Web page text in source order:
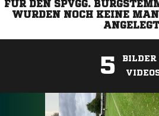
FÜR DEN SPVGG.
WURDEN NOCH KEINE
5